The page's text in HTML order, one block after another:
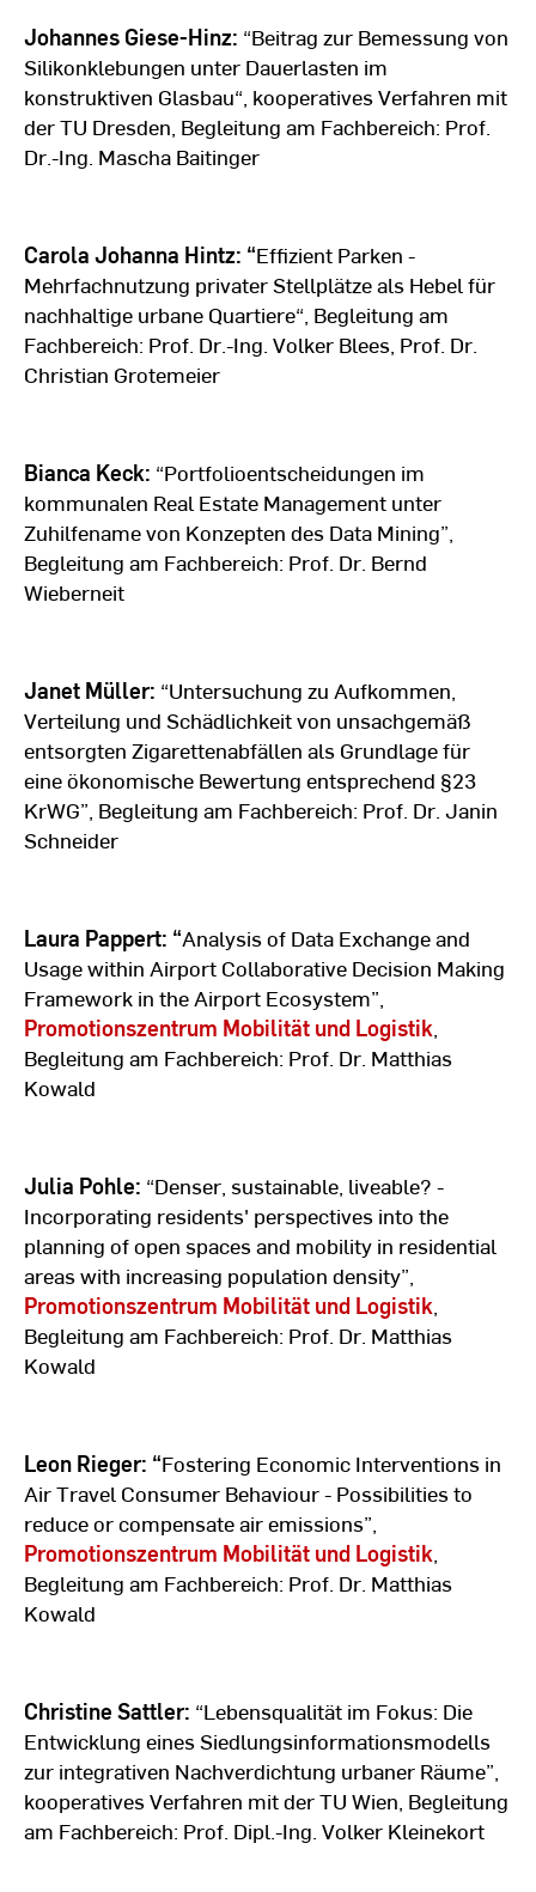
Johannes Giese-Hinz: “Beitrag zur Bemessung von
Silikonklebungen unter Dauerlasten im
konstruktiven Glasbau“, kooperatives Verfahren mit
der TU Dresden, Begleitung am Fachbereich: Prof.
Dr.-Ing. Mascha Baitinger
Carola Johanna Hintz: “Effizient Parken -
Mehrfachnutzung privater Stellplätze als Hebel für
nachhaltige urbane Quartiere“, Begleitung am
Fachbereich: Prof. Dr.-Ing. Volker Blees, Prof. Dr.
Christian Grotemeier
Bianca Keck: “Portfolioentscheidungen im
kommunalen Real Estate Management unter
Zuhilfename von Konzepten des Data Mining”,
Begleitung am Fachbereich: Prof. Dr. Bernd
Wieberneit
Janet Müller: “Untersuchung zu Aufkommen,
Verteilung und Schädlichkeit von unsachgemäß
entsorgten Zigarettenabfällen als Grundlage für
eine ökonomische Bewertung entsprechend §23
KrWG”, Begleitung am Fachbereich: Prof. Dr. Janin
Schneider
Laura Pappert: “Analysis of Data Exchange and
Usage within Airport Collaborative Decision Making
Framework in the Airport Ecosystem”,
Promotionszentrum Mobilität und Logistik
Begleitung am Fachbereich: Prof. Dr. Matthias
Kowald
Julia Pohle: “Denser, sustainable, liveable? -
Incorporating residents' perspectives into the
planning of open spaces and mobility in residential
areas with increasing population density”,
Promotionszentrum Mobilität und Logistik
Begleitung am Fachbereich: Prof. Dr. Matthias
Kowald
Leon Rieger: “Fostering Economic Interventions in
Air Travel Consumer Behaviour - Possibilities to
reduce or compensate air emissions”,
Promotionszentrum Mobilität und Logistik
Begleitung am Fachbereich: Prof. Dr. Matthias
Kowald
Christine Sattler: “Lebensqualität im Fokus: Die
Entwicklung eines Siedlungsinformationsmodells
zur integrativen Nachverdichtung urbaner Räume”,
kooperatives Verfahren mit der TU Wien, Begleitung
am Fachbereich: Prof. Dipl.-Ing. Volker Kleinekort